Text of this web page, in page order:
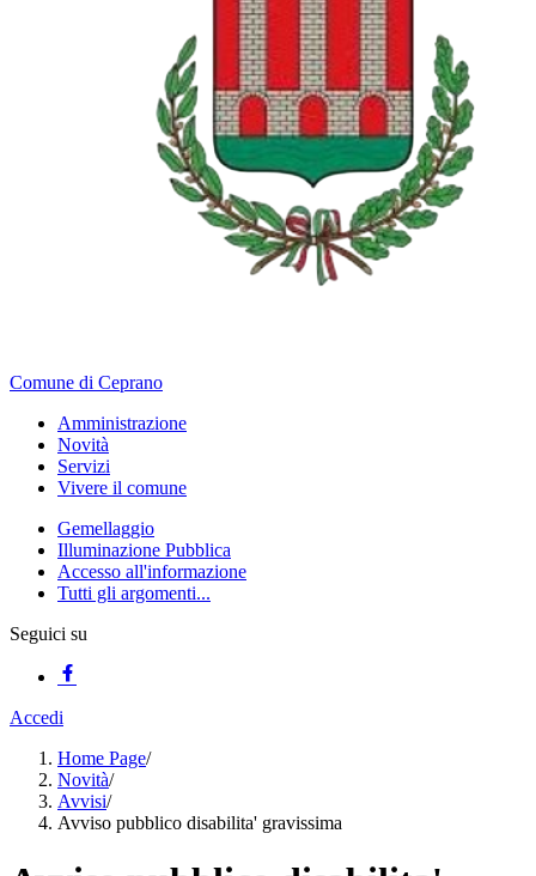
Comune di Ceprano
Amministrazione
Novità
Servizi
Vivere il comune
Gemellaggio
Illuminazione Pubblica
Accesso all'informazione
Tutti gli argomenti...
Seguici su
Accedi
Home Page/
Novità/
Avvisi/
Avviso pubblico disabilita' gravissima